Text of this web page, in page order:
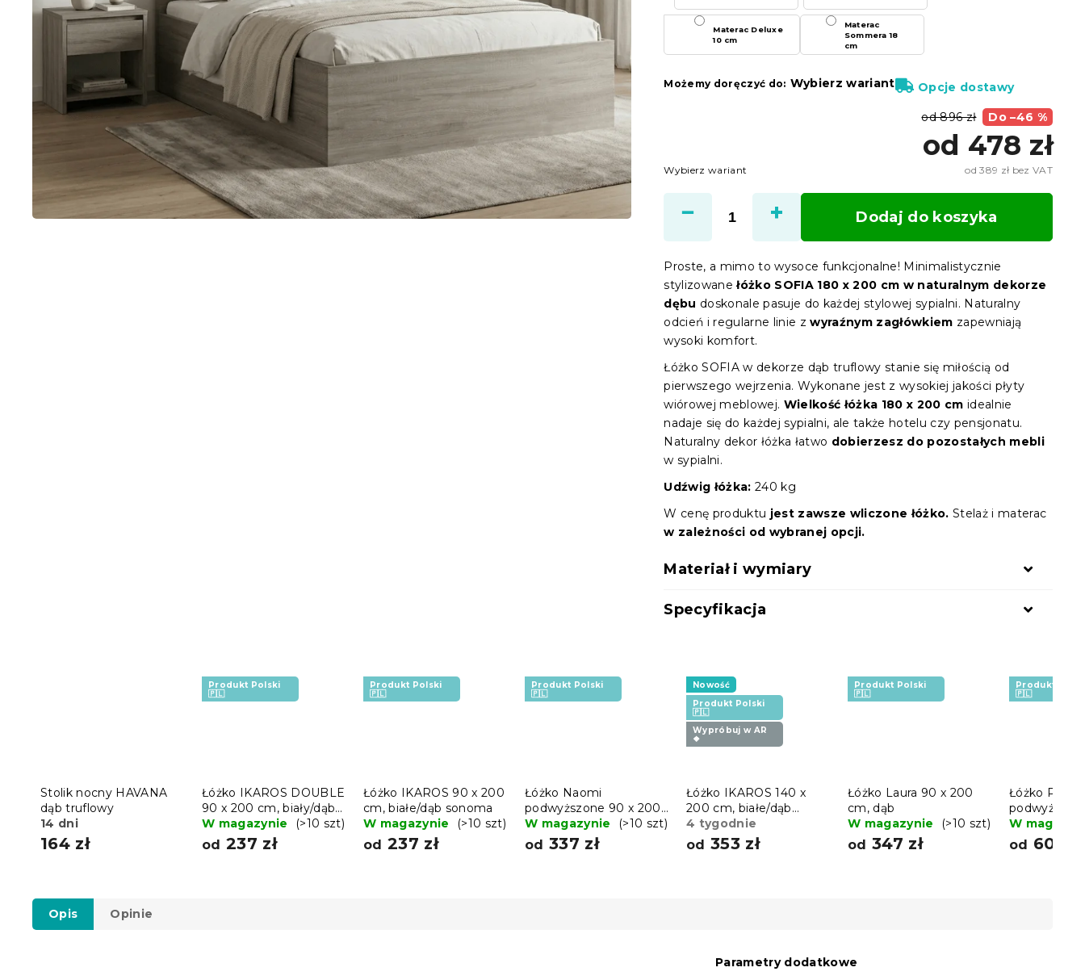
od 896 zł Do –46 %
od 478 zł
od389 zł bez VAT
Wybierz wariant
Materac Deluxe
10 cm
Materac
Sommera 18
cm
Możemy doręczyć do: Wybierz wariant Opcje dostawy
Dodaj do koszyka
Proste, a mimo to wysoce funkcjonalne! Minimalistycznie
stylizowanełóżko SOFIA 180 x 200 cm w naturalnym dekorze
dębu doskonale pasuje do każdej stylowej sypialni. Naturalny
odcień i regularne linie zwyraźnym zagłówkiem zapewniają
wysoki komfort.
Łóżko SOFIA w dekorze dąb truflowy stanie się miłością od
pierwszego wejrzenia. Wykonane jest z wysokiej jakości płyty
wiórowej meblowej. Wielkość łóżka 180 x 200 cm idealnie
nadaje się do każdej sypialni, ale także hotelu czy pensjonatu.
Naturalny dekor łóżka łatwo dobierzesz do pozostałych mebli
w sypialni.
Udźwig łóżka: 240 kg
W cenę produktu jest zawsze wliczone łóżko. Stelaż i materac
w zależności od wybranej opcji.
Materiał i wymiary
Specyfikacja
Stolik nocny HAVANA
dąb truflowy
14 dni
164 zł
Produkt Polski
🇵🇱
Łóżko IKAROS DOUBLE
90 x 200 cm, biały/dąb
sonoma
W magazynie (>10 szt)
od 237 zł
Produkt Polski
🇵🇱
Łóżko IKAROS 90 x 200
cm, białe/dąb sonoma
W magazynie
(>10 szt)
od 237 zł
Produkt Polski
🇵🇱
Łóżko Naomi
podwyższone 90 x 200
cm, sosna
W magazynie (>10 szt)
od 337 zł
Nowość
Produkt Polski
🇵🇱
Wypróbuj w AR
❖
Łóżko IKAROS 140 x
200 cm, białe/dąb
sonoma
4 tygodnie
od 353 zł
Produkt Polski
🇵🇱
Łóżko Laura 90 x 200
cm, dąb
W magazynie
(>10 szt)
od 347 zł
Produkt
🇵🇱
Łóżko PARIS
cm, dąb
W
od 600
Opis Opinie
Parametry dodatkowe